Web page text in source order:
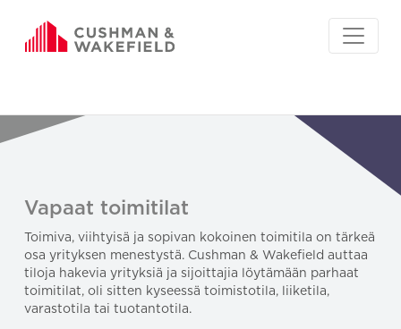
Vapaat toimitilat
Toimiva, viihtyisä ja sopivan kokoinen toimitila on tärkeä
osa yrityksen menestystä. Cushman & Wakefield auttaa
tiloja hakevia yrityksiä ja sijoittajia löytämään parhaat
toimitilat, oli sitten kyseessä toimistotila, liiketila,
varastotila tai tuotantotila.